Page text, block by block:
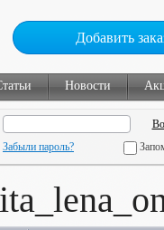
Добавить
Новости
Забыли пароль?